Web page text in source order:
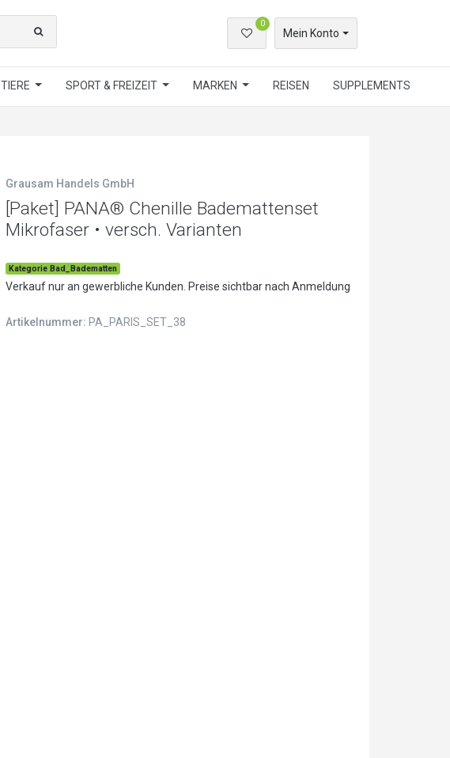
0
Mein Konto
TIERE SPORT & FREIZEIT MARKEN REISEN SUPPLEMENTS
Grausam Handels GmbH
[Paket] PANA® Chenille Bademattenset
Mikrofaser • versch. Varianten
Kategorie Bad_Badematten
Verkauf nur an gewerbliche Kunden. Preise sichtbar nach Anmeldung
Artikelnummer: PA_PARIS_SET_38